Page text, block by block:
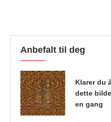
Anbefalt til deg
Klarer du
dette
en gang